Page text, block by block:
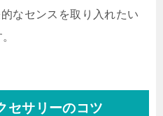
なセンスを取り入れたい
セサリーのコツ